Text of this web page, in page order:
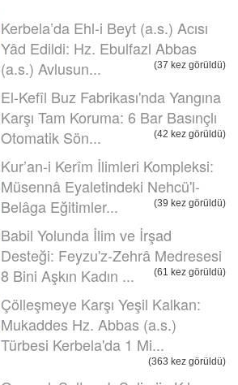
Kerbela’da Ehl-i Beyt (a.s.) Acısı
Yâd Edildi: Hz. Ebulfazl Abbas
(a.s.) Avlusun...
(37 kez görüldü)
El-Kefîl Buz Fabrikası'nda Yangına
Karşı Tam Koruma: 6 Bar Basınçlı
Otomatik Sön...
(42 kez görüldü)
Kur’an-i Kerîm İlimleri Kompleksi:
Müsennâ Eyaletindeki Nehcü'l-
Belâga Eğitimler...
(39 kez görüldü)
Babil Yolunda İlim ve İrşad
Desteği: Feyzu'z-Zehrâ Medresesi
8 Bini Aşkın Kadın ...
(61 kez görüldü)
Çölleşmeye Karşı Yeşil Kalkan:
Mukaddes Hz. Abbas (a.s.)
Türbesi Kerbela'da 1 Mi...
(363 kez görüldü)